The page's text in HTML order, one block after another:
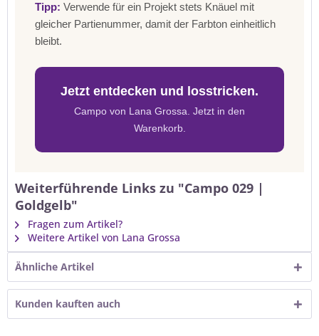
Tipp: Verwende für ein Projekt stets Knäuel mit
gleicher Partienummer, damit der Farbton einheitlich
bleibt.
Jetzt entdecken und losstricken.
Campo von Lana Grossa. Jetzt in den
Warenkorb.
Weiterführende Links zu "Campo 029 |
Goldgelb"
Fragen zum Artikel?
Weitere Artikel von Lana Grossa
Ähnliche Artikel
Kunden kauften auch